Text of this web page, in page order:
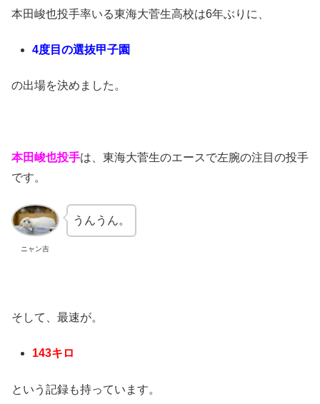
本田峻也投手率いる東海大菅生高校は6年ぶりに、
4度目の選抜甲子園
の出場を決めました。
本田峻也投手は、東海大菅生のエースで左腕の注目の投手
です。
ニャン吉
うんうん。
そして、最速が。
143キロ
という記録も持っています。